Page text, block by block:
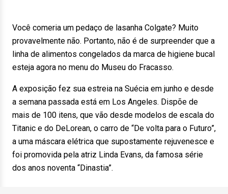
Você comeria um pedaço de lasanha Colgate? Muito
provavelmente não. Portanto, não é de surpreender que a
linha de alimentos congelados da marca de higiene bucal
esteja agora no menu do Museu do Fracasso.
A exposição fez sua estreia na Suécia em junho e desde
a semana passada está em Los Angeles. Dispõe de
mais de 100 itens, que vão desde modelos de escala do
Titanic e do DeLorean, o carro de “De volta para o Futuro”,
a uma máscara elétrica que supostamente rejuvenesce e
foi promovida pela atriz Linda Evans, da famosa série
dos anos noventa “Dinastia”.